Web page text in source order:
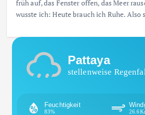
früh auf, das Fenster offen, das Meer
wusste ich: Heute brauch ich Ruhe.
Pattaya
stellenweise
Feuchtigkeit
83%